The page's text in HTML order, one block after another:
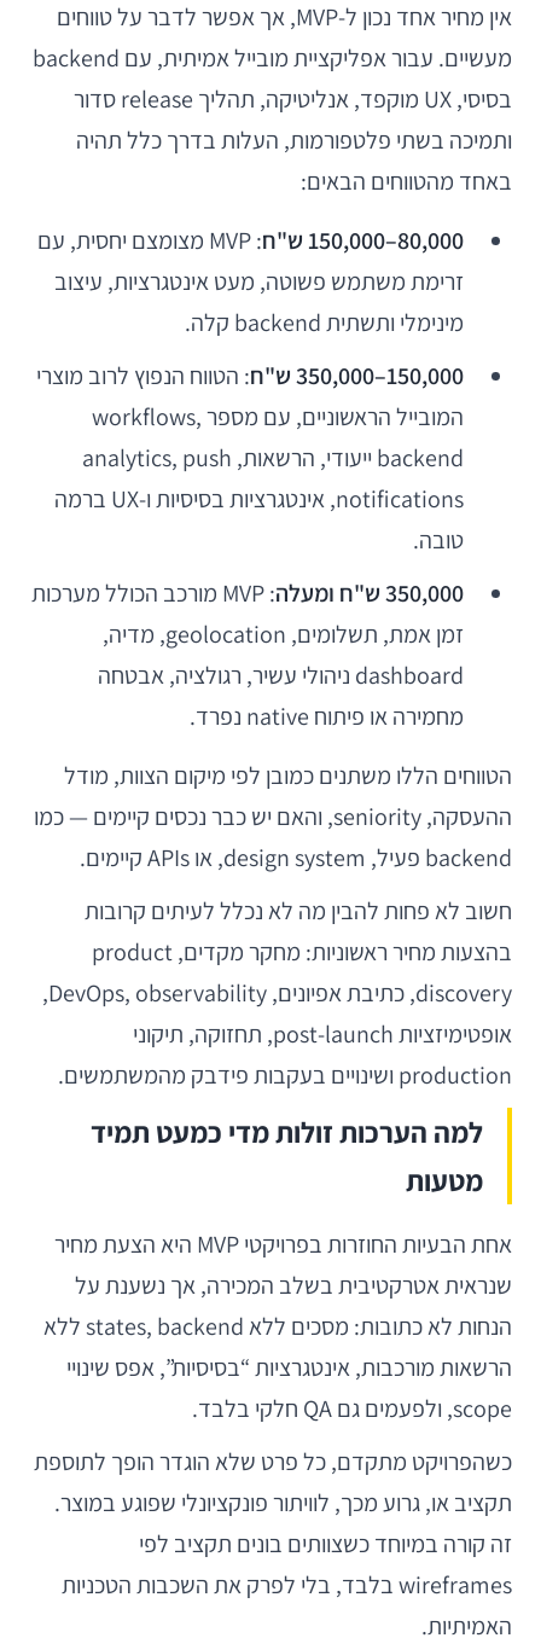
אין מחיר אחד נכון ל-MVP, אך אפשר לדבר על טווחים
מעשיים. עבור אפליקציית מובייל אמיתית, עם backend
בסיסי, UX מוקפד, אנליטיקה, תהליך release סדור
ותמיכה בשתי פלטפורמות, העלות בדרך כלל תהיה
באחד מהטווחים הבאים:
80,000–150,000 ש"ח
: MVP מצומצם יחסית, עם
זרימת משתמש פשוטה, מעט אינטגרציות, עיצוב
מינימלי ותשתית backend קלה.
150,000–350,000 ש"ח
: הטווח הנפוץ לרוב מוצרי
המובייל הראשוניים, עם מספר workflows,
backend ייעודי, הרשאות, analytics, push
notifications, אינטגרציות בסיסיות ו-UX ברמה
טובה.
350,000 ש"ח ומעלה
: MVP מורכב הכולל מערכות
זמן אמת, תשלומים, geolocation, מדיה,
dashboard ניהולי עשיר, רגולציה, אבטחה
מחמירה או פיתוח native נפרד.
הטווחים הללו משתנים כמובן לפי מיקום הצוות, מודל
ההעסקה, seniority, והאם יש כבר נכסים קיימים — כמו
backend פעיל, design system, או APIs קיימים.
חשוב לא פחות להבין מה לא נכלל לעיתים קרובות
בהצעות מחיר ראשוניות: מחקר מקדים, product
discovery, כתיבת אפיונים, DevOps, observability,
אופטימיזציות post-launch, תחזוקה, תיקוני
production ושינויים בעקבות פידבק מהמשתמשים.
למה הערכות זולות מדי כמעט תמיד
מטעות
אחת הבעיות החוזרות בפרויקטי MVP היא הצעת מחיר
שנראית אטרקטיבית בשלב המכירה, אך נשענת על
הנחות לא כתובות: מסכים ללא states, backend ללא
הרשאות מורכבות, אינטגרציות “בסיסיות”, אפס שינויי
scope, ולפעמים גם QA חלקי בלבד.
כשהפרויקט מתקדם, כל פרט שלא הוגדר הופך לתוספת
תקציב או, גרוע מכך, לוויתור פונקציונלי שפוגע במוצר.
זה קורה במיוחד כשצוותים בונים תקציב לפי
wireframes בלבד, בלי לפרק את השכבות הטכניות
האמיתיות.